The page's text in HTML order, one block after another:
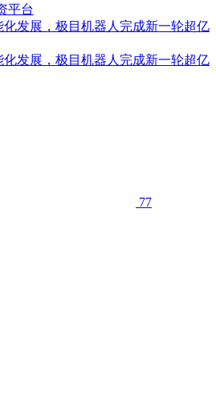
发展，极目机器人完成新一轮超亿
发展，极目机器人完成新一轮超亿
77